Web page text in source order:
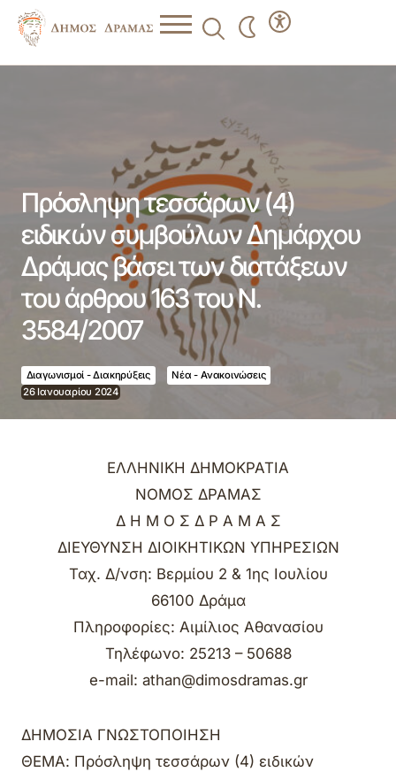
Πρόσληψη τεσσάρων (4)
ειδικών συμβούλων Δημάρχου
Δράμας βάσει των διατάξεων
του άρθρου 163 του Ν.
3584/2007
Διαγωνισμοί - Διακηρύξεις
Νέα - Ανακοινώσεις
26 Ιανουαρίου 2024
ΕΛΛΗΝΙΚΗ ΔΗΜΟΚΡΑΤΙΑ
ΝΟΜΟΣ ΔΡΑΜΑΣ
Δ Η Μ Ο Σ Δ Ρ Α Μ Α Σ
ΔΙΕΥΘΥΝΣΗ ΔΙΟΙΚΗΤΙΚΩΝ ΥΠΗΡΕΣΙΩΝ
Ταχ. Δ/νση: Βερμίου 2 & 1ης Ιουλίου
66100 Δράμα
Πληροφορίες: Αιμίλιος Αθανασίου
Τηλέφωνο: 25213 – 50688
e-mail: athan@dimosdramas.gr
ΔΗΜΟΣΙΑ ΓΝΩΣΤΟΠΟΙΗΣΗ
ΘΕΜΑ: Πρόσληψη τεσσάρων (4) ειδικών